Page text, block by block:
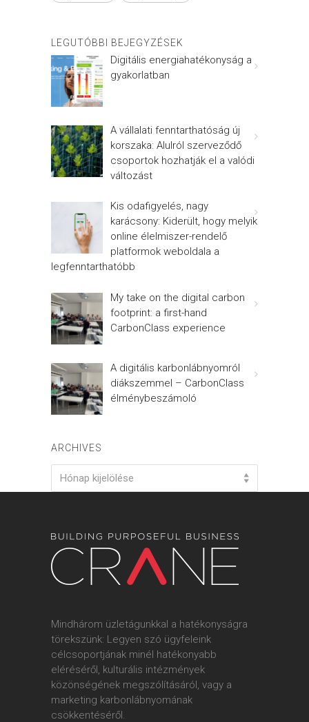
LEGUTÓBBI BEJEGYZÉSEK
Digitális energiahatékonyság a
gyakorlatban
A vállalati fenntarthatóság új
korszaka: Alulról szerveződő
csoportok hozhatják el a valódi
változást
Kis odafigyelés, nagy
karácsony: Kiderült, hogy melyik
online élelmiszer-rendelő
platformok weboldala a
legfenntarthatóbb
My take on the digital carbon
footprint: a first-hand
CarbonClass experience
A digitális karbonlábnyomról
diákszemmel – CarbonClass
élménybeszámoló
ARCHIVES
Archives
Hónap kijelölése
Mindhárom üzletágunkkal a hatékonyságra
törekszünk: Legyen szó ügyfeleink
célcsoportjának minél hatékonyabb
eléréséről, kulturális intézmények
közönségének megszólításáról, vagy a
marketing karbonlábnyomának
csökkentéséről.